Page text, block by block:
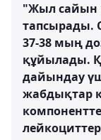
"Жыл сайын
тапсырады.
37-38 мың
құйылады.
дайындау
жабдықтар